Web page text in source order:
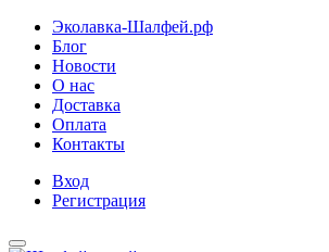
Эколавка-Шалфей.рф
Блог
Новости
О нас
Доставка
Оплата
Контакты
Вход
Регистрация